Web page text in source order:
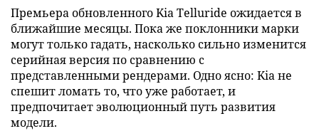
Премьера обновленного Kia Telluride ожидается в
ближайшие месяцы. Пока же поклонники марки
могут только гадать, насколько сильно изменится
серийная версия по сравнению с
представленными рендерами. Одно ясно: Kia не
спешит ломать то, что уже работает, и
предпочитает эволюционный путь развития
модели.